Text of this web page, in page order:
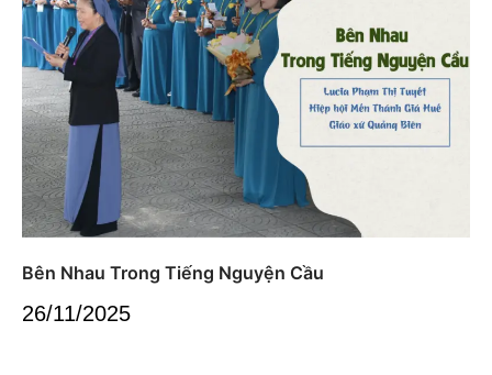
Bên Nhau Trong Tiếng Nguyện Cầu
26/11/2025